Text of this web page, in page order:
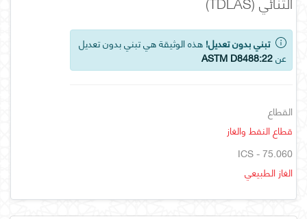
تبني بدون تعديل! هذه الوثيقة هي تبني بدون تعديل
عنASTM D8488:22
القطاع
قطاع النفط والغاز
ICS - 75.060
الغاز الطبيعي